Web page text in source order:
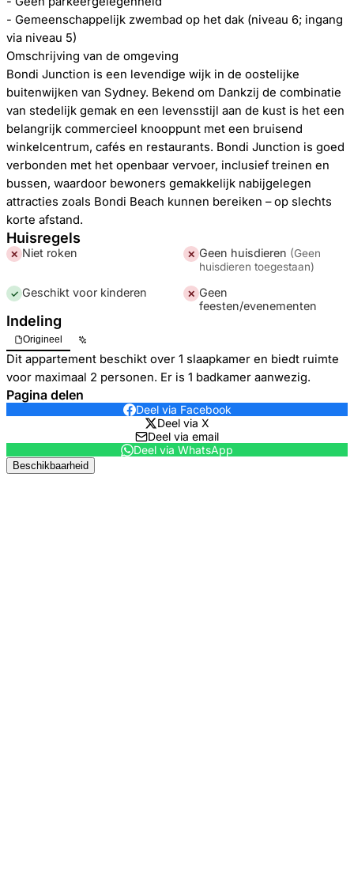
- Gemeenschappelijk zwembad op het dak (niveau 6; ingang
via niveau 5)
Omschrijving van de omgeving
Bondi Junction is een levendige wijk in de oostelijke
buitenwijken van Sydney. Bekend om Dankzij de combinatie
van stedelijk gemak en een levensstijl aan de kust is het een
belangrijk commercieel knooppunt met een bruisend
winkelcentrum, cafés en restaurants. Bondi Junction is goed
verbonden met het openbaar vervoer, inclusief treinen en
bussen, waardoor bewoners gemakkelijk nabijgelegen
attracties zoals Bondi Beach kunnen bereiken – op slechts
korte afstand.
Huisregels
✕ Niet roken ✕ Geen huisdieren (Geen
huisdieren toegestaan)
✓ Geschikt voor kinderen ✕ Geen
feesten/evenementen
Indeling
Origineel
Dit appartement beschikt over 1 slaapkamer en biedt ruimte
voor maximaal 2 personen. Er is 1 badkamer aanwezig.
Pagina delen
Deel via Facebook
Deel via X
Deel via email
Deel via WhatsApp
Beschikbaarheid